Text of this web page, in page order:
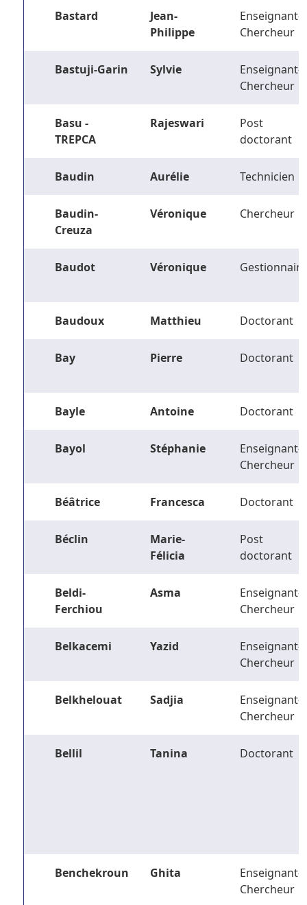
Bastard
Jean-
Philippe
Enseignant-
Chercheur
Bastuji-Garin Sylvie
Enseignant-
Chercheur
Basu -
TREPCA
Rajeswari
Post
doctorant
Baudin Aurélie Technicien
Baudin-
Creuza
Véronique Chercheur
Baudot Véronique Gestionnaire
Baudoux Matthieu Doctorant
Bay Pierre Doctorant
Bayle Antoine Doctorant
Bayol Stéphanie
Enseignant-
Chercheur
Béâtrice Francesca Doctorant
Béclin
Marie-
Félicia
Post
doctorant
Beldi-
Ferchiou
Asma
Enseignant-
Chercheur
Belkacemi Yazid
Enseignant-
Chercheur
Belkhelouat Sadjia
Enseignant-
Chercheur
Bellil Tanina Doctorant
Benchekroun Ghita
Enseignant-
Chercheur